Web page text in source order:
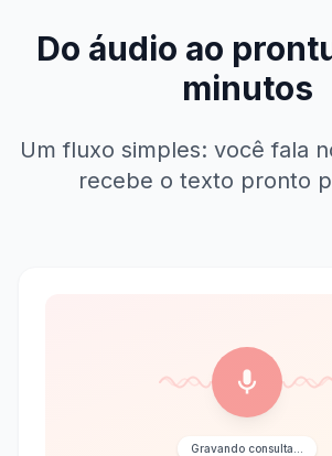
Do áudio ao
minutos
Um fluxo simples: você fala
recebe o texto pronto
Gravando consulta...